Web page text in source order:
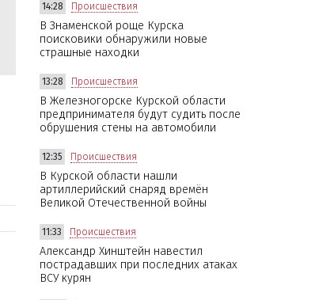
14:28 Происшествия
В Знаменской роще Курска
поисковики обнаружили новые
страшные находки
13:28 Происшествия
В Железногорске Курской области
предпринимателя будут судить после
обрушения стены на автомобили
12:35 Происшествия
В Курской области нашли
артиллерийский снаряд времён
Великой Отечественной войны
11:33 Происшествия
Александр Хинштейн навестил
пострадавших при последних атаках
ВСУ курян